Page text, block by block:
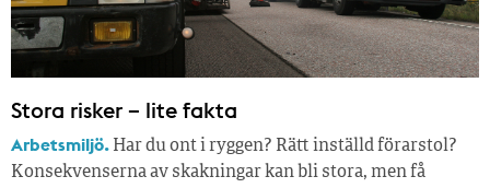
Stora risker – lite fakta
Arbetsmiljö. Har du ont i ryggen? Rätt inställd förarstol?
Konsekvenserna av skakningar kan bli stora, men få